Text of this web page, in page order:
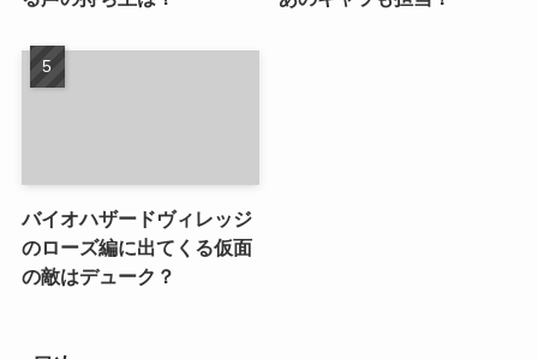
バイオハザードヴィレッジ
のローズ編に出てくる仮面
の敵はデューク？